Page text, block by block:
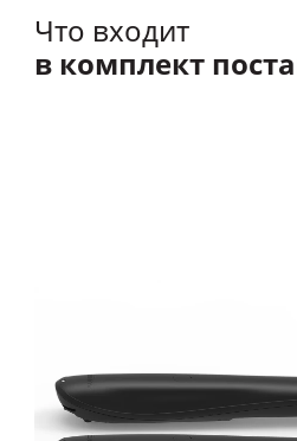
Что входит
в комплект